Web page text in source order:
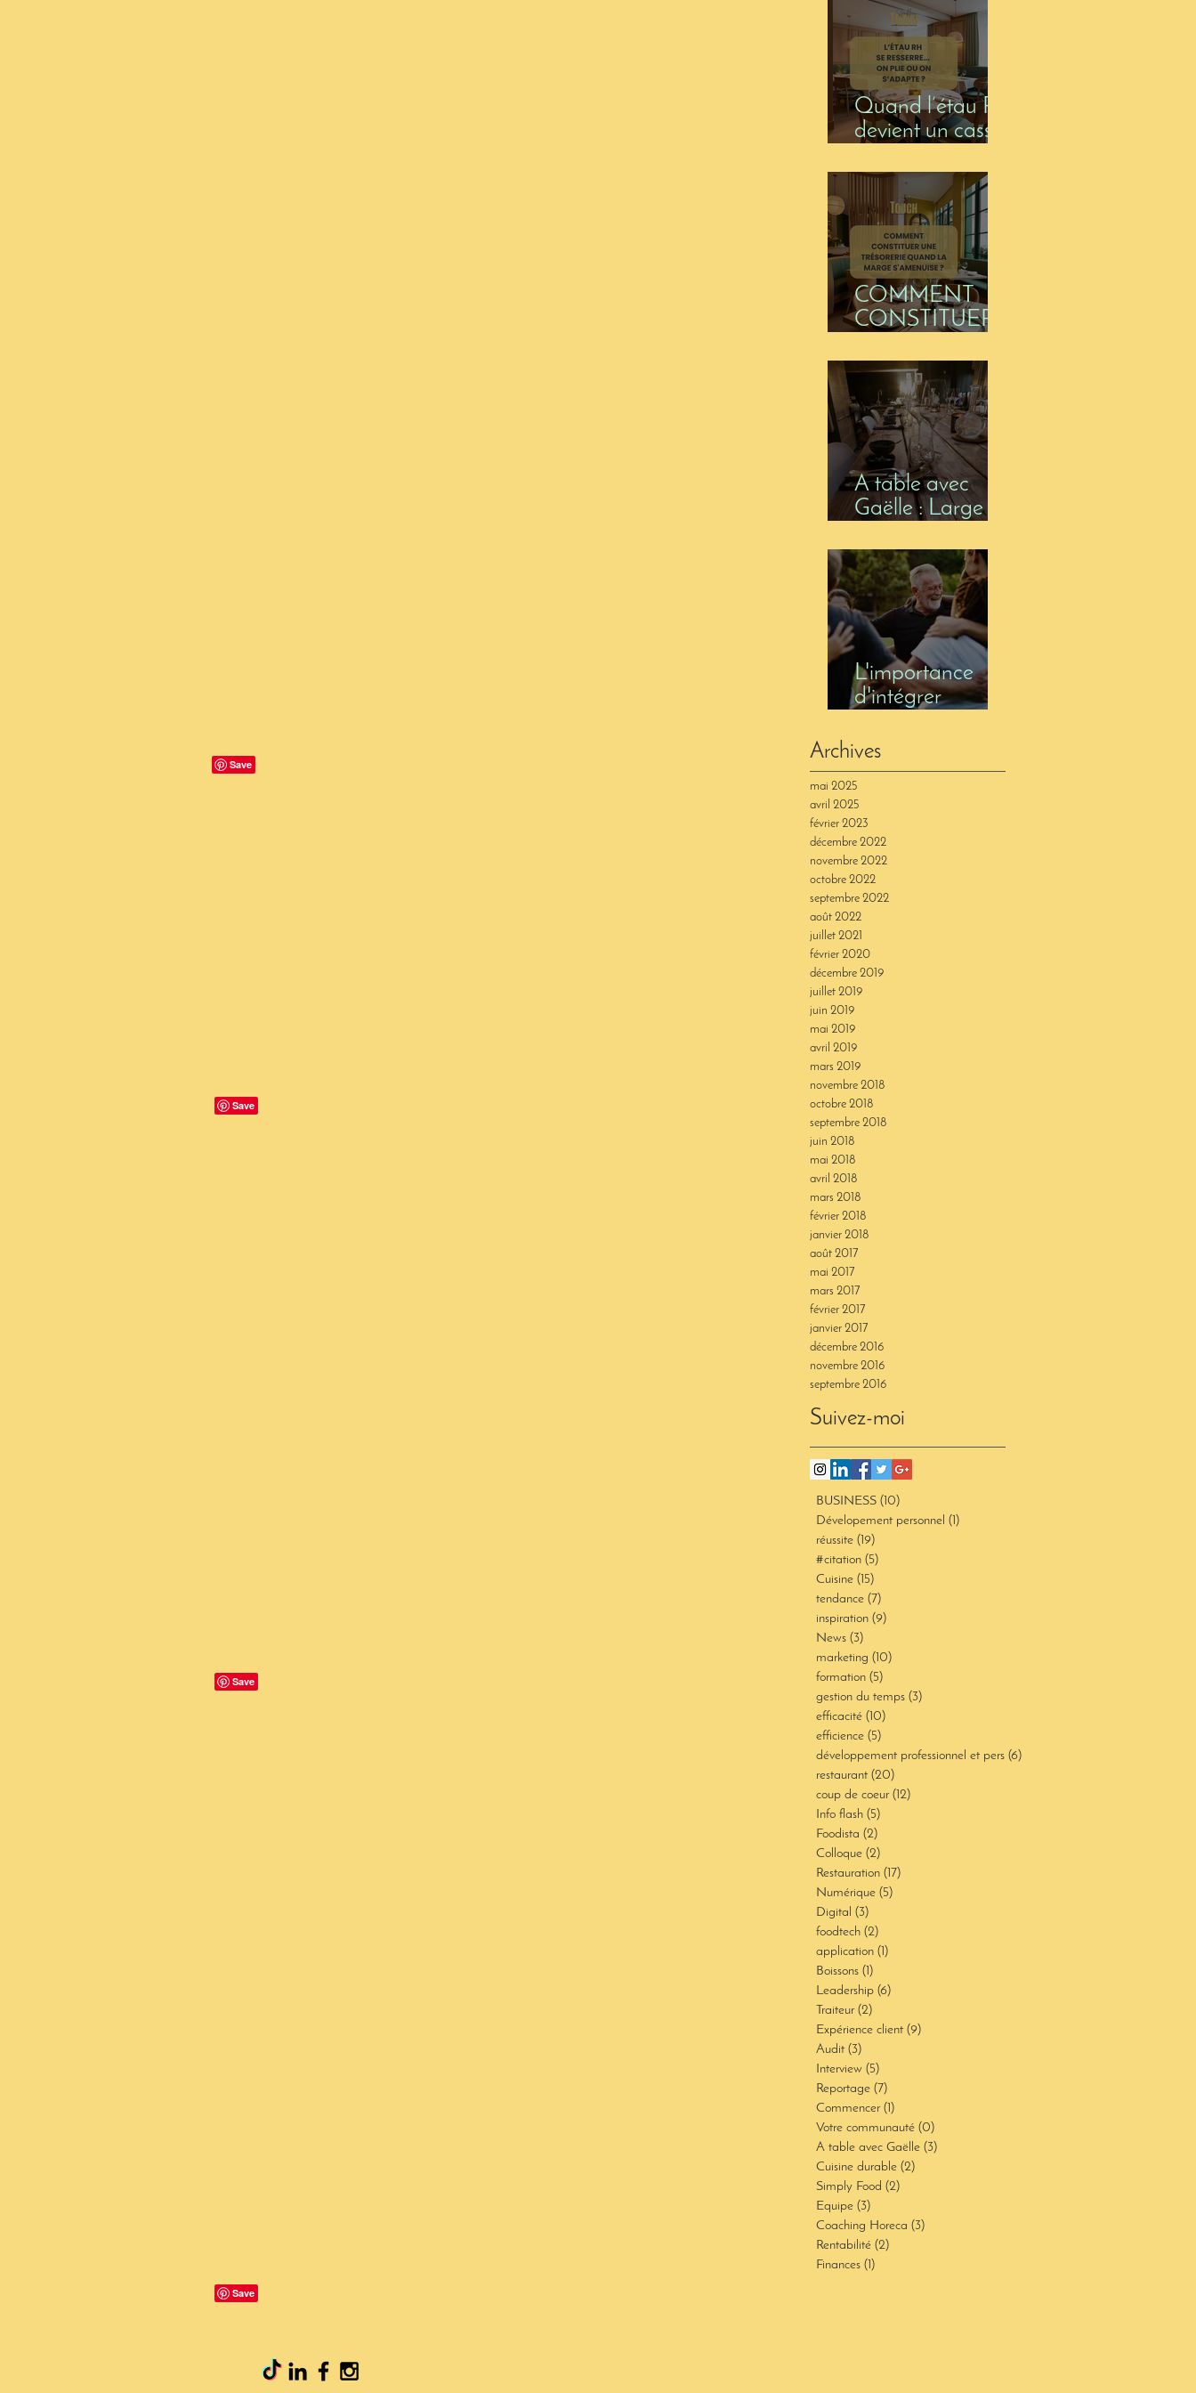
comment en
sortir) ?
Quand l’étau RH
devient un casse-
restaurateurs !
COMMENT
CONSTITUER
TRÉSORERIE
QUAND LA
MARGE
S'AMENUISE ?
A table avec
Gaëlle : Large
magasin de vin
et table d’hôtes
L'importance
d'intégrer
réflexion
stratégique en
restauration
Archives
mai 2025
avril 2025
février 2023
décembre 2022
novembre 2022
octobre 2022
septembre 2022
août 2022
juillet 2021
février 2020
décembre 2019
juillet 2019
juin 2019
mai 2019
avril 2019
mars 2019
novembre 2018
octobre 2018
septembre 2018
juin 2018
mai 2018
avril 2018
mars 2018
février 2018
janvier 2018
août 2017
mai 2017
mars 2017
février 2017
janvier 2017
décembre 2016
novembre 2016
septembre 2016
Suivez-moi
BUSINESS (10)
Dévelopement personnel (1)
réussite (19)
#citation (5)
Cuisine (15)
tendance (7)
inspiration (9)
News (3)
marketing (10)
formation (5)
gestion du temps (3)
efficacité (10)
efficience (5)
développement professionnel et pers (6)
restaurant (20)
coup de coeur (12)
Info flash (5)
Foodista (2)
Colloque (2)
Restauration (17)
Numérique (5)
Digital (3)
foodtech (2)
application (1)
Boissons (1)
Leadership (6)
Traiteur (2)
Expérience client (9)
Audit (3)
Interview (5)
Reportage (7)
Commencer (1)
Votre communauté (0)
A table avec Gaëlle (3)
Cuisine durable (2)
Simply Food (2)
Equipe (3)
Coaching Horeca (3)
Rentabilité (2)
Finances (1)